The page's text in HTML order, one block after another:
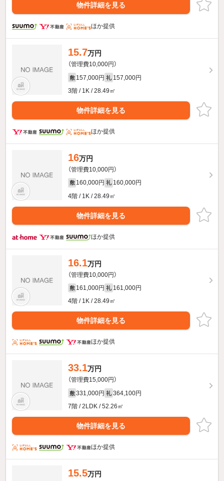
物件詳細を見る
ほか提供
15.7万円
（管理費10,000円）
敷 157,000円 礼 157,000円
3階 / 1K / 28.49㎡
物件詳細を見る
ほか提供
16万円
（管理費10,000円）
敷 160,000円 礼 160,000円
4階 / 1K / 28.49㎡
物件詳細を見る
ほか提供
16.1万円
（管理費10,000円）
敷 161,000円 礼 161,000円
4階 / 1K / 28.49㎡
物件詳細を見る
ほか提供
33.1万円
（管理費15,000円）
敷 331,000円 礼 364,100円
7階 / 2LDK / 52.26㎡
物件詳細を見る
ほか提供
15.5万円